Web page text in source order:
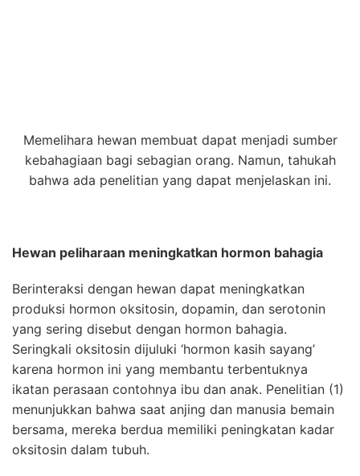
Memelihara hewan membuat dapat menjadi sumber
kebahagiaan bagi sebagian orang. Namun, tahukah
bahwa ada penelitian yang dapat menjelaskan ini.
Hewan peliharaan meningkatkan hormon bahagia
Berinteraksi dengan hewan dapat meningkatkan
produksi hormon oksitosin, dopamin, dan serotonin
yang sering disebut dengan hormon bahagia.
Seringkali oksitosin dijuluki ‘hormon kasih sayang’
karena hormon ini yang membantu terbentuknya
ikatan perasaan contohnya ibu dan anak. Penelitian (1)
menunjukkan bahwa saat anjing dan manusia bemain
bersama, mereka berdua memiliki peningkatan kadar
oksitosin dalam tubuh.